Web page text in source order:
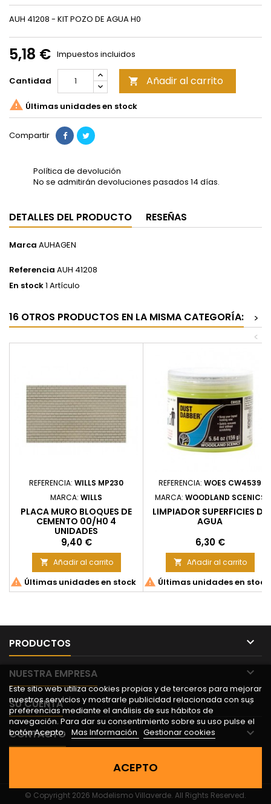
AUH 41208 - KIT POZO DE AGUA H0
5,18 € Impuestos incluidos
Cantidad  Añadir al carrito
 Últimas unidades en stock
Compartir
Política de devolución
No se admitirán devoluciones pasados 14 días.
DETALLES DEL PRODUCTO RESEÑAS
Marca AUHAGEN
Referencia AUH 41208
En stock1 Artículo
16 OTROS PRODUCTOS EN LA MISMA CATEGORÍA:
>
<
REFERENCIA: WILLS MP230
MARCA: WILLS
PLACA MURO BLOQUES DE
CEMENTO 00/H0 4
UNIDADES
Precio
9,40 €
 Añadir al carrito
 Últimas unidades en stock
REFERENCIA: WOES CW4539
MARCA: WOODLAND SCENICS
LIMPIADOR SUPERFICIES DE
AGUA
Precio
6,30 €
 Añadir al carrito
 Últimas unidades en stock
PRODUCTOS 
NUESTRA EMPRESA 
SU CUENTA 
CONTACTO 
Este sitio web utiliza cookies propias y de terceros para mejorar
nuestros servicios y mostrarle publicidad relacionada con sus
preferencias mediante el análisis de sus hábitos de
navegación. Para dar su consentimiento sobre su uso pulse el
botón Acepto. Mas Información Gestionar cookies
ACEPTO
© Copyright 2026 Modelismo Villaverde. All Rights Reserved.